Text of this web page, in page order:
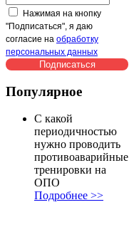
Нажимая на кнопку
"Подписаться", я даю
согласие на обработку
персональных данных
Популярное
С какой
периодичностью
нужно проводить
противоаварийные
тренировки на
ОПО
Подробнее >>